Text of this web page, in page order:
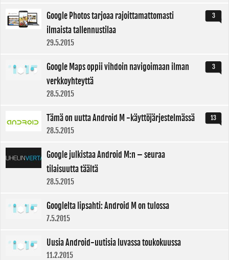
3
Google Photos tarjoaa rajoittamattomasti
ilmaista tallennustilaa
29.5.2015
3
Google Maps oppii vihdoin navigoimaan ilman
verkkoyhteyttä
28.5.2015
13
Tämä on uutta Android M -käyttöjärjestelmässä
28.5.2015
Google julkistaa Android M:n – seuraa
tilaisuutta täältä
28.5.2015
Googlelta lipsahti: Android M on tulossa
7.5.2015
Uusia Android-uutisia luvassa toukokuussa
11.2.2015